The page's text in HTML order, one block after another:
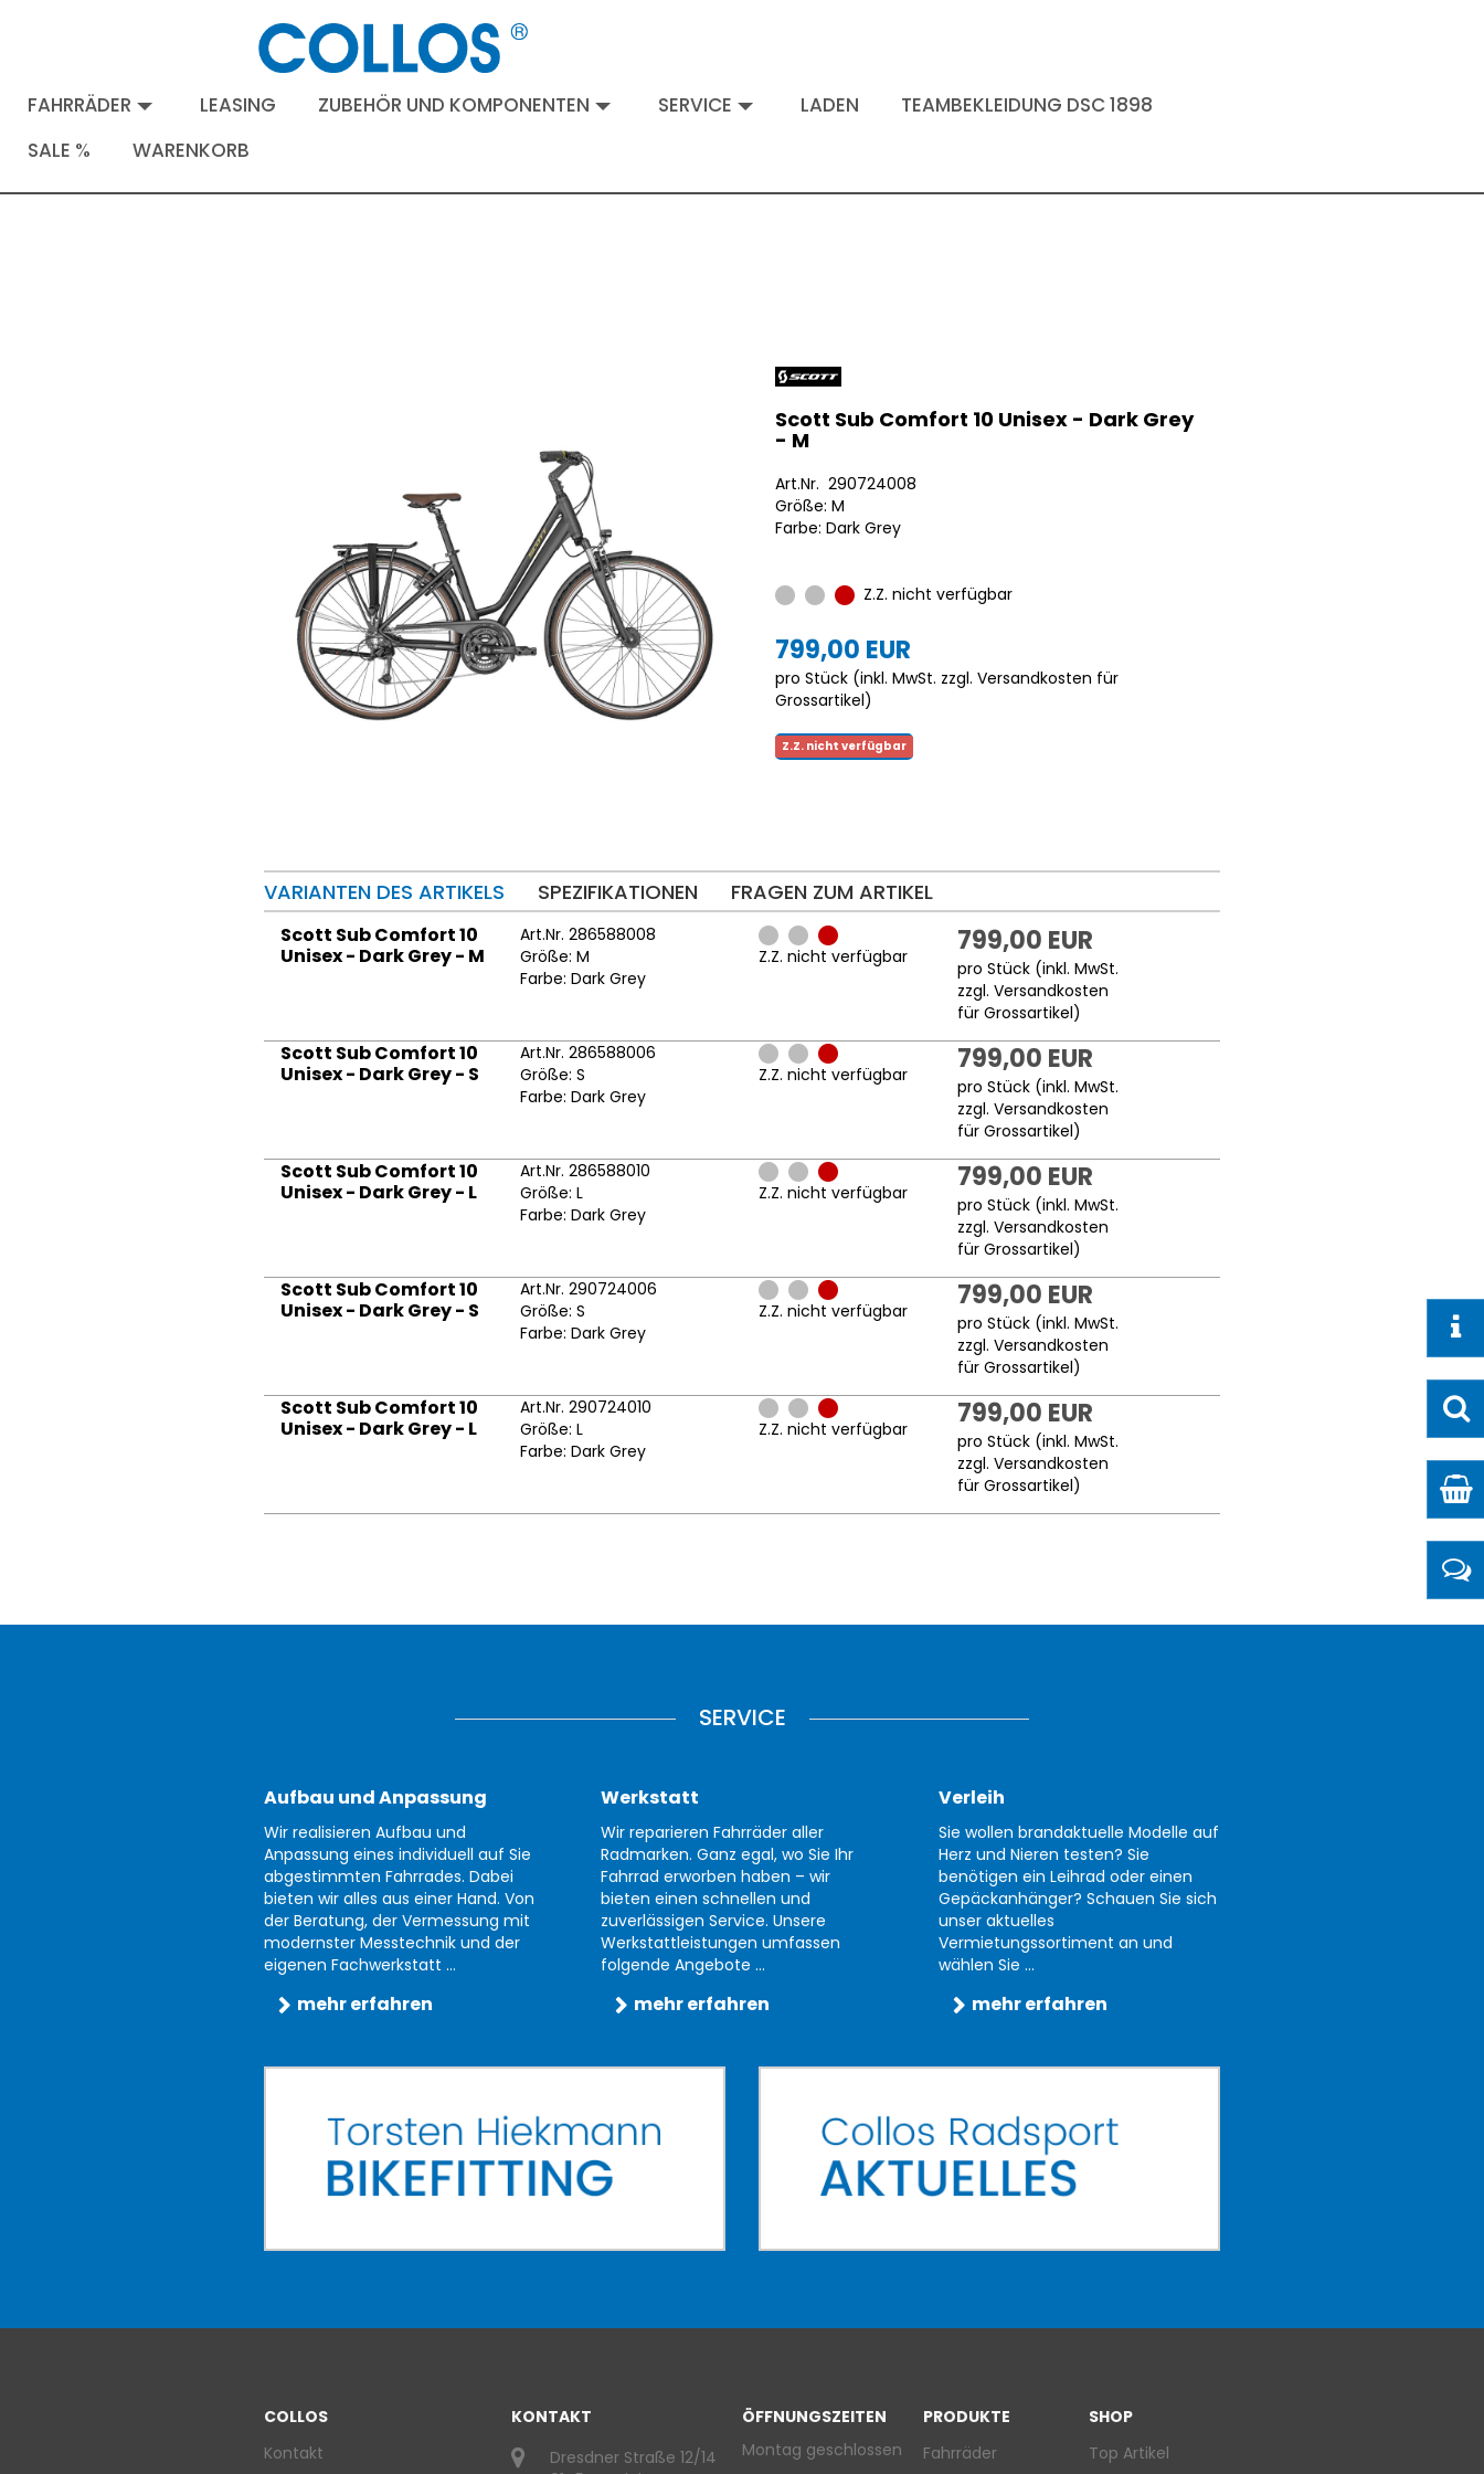
FAHRRÄDER LEASING ZUBEHÖR UND KOMPONENTEN SERVICE LADEN
TEAMBEKLEIDUNG DSC 1898
SALE %
WARENKORB
Scott Sub Comfort 10 Unisex - Dark Grey
- M
Art.Nr. 290724008
Größe: M
Farbe: Dark Grey
Z.Z. nicht verfügbar
799,00 EUR
pro Stück (inkl. MwSt. zzgl. Versandkosten für
Grossartikel)
Z.Z. nicht verfügbar
VARIANTEN DES ARTIKELS SPEZIFIKATIONEN FRAGEN ZUM ARTIKEL
Scott Sub Comfort 10
Unisex - Dark Grey - M
Art.Nr. 286588008
Größe: M
Farbe: Dark Grey
Z.Z. nicht verfügbar 799,00 EUR
pro Stück (inkl. MwSt.
zzgl.Versandkosten
für Grossartikel)
Scott Sub Comfort 10
Unisex - Dark Grey - S
Art.Nr. 286588006
Größe: S
Farbe: Dark Grey
Z.Z. nicht verfügbar 799,00 EUR
pro Stück (inkl. MwSt.
zzgl.Versandkosten
für Grossartikel)
Scott Sub Comfort 10
Unisex - Dark Grey - L
Art.Nr. 286588010
Größe: L
Farbe: Dark Grey
Z.Z. nicht verfügbar 799,00 EUR
pro Stück (inkl. MwSt.
zzgl.Versandkosten
für Grossartikel)
Scott Sub Comfort 10
Unisex - Dark Grey - S
Art.Nr. 290724006
Größe: S
Farbe: Dark Grey
Z.Z. nicht verfügbar 799,00 EUR
pro Stück (inkl. MwSt.
zzgl.Versandkosten
für Grossartikel)
Scott Sub Comfort 10
Unisex - Dark Grey - L
Art.Nr. 290724010
Größe: L
Farbe: Dark Grey
Z.Z. nicht verfügbar 799,00 EUR
pro Stück (inkl. MwSt.
zzgl.Versandkosten
für Grossartikel)
SERVICE
Aufbau und Anpassung
Wir realisieren Aufbau und
Anpassung eines individuell auf Sie
abgestimmten Fahrrades. Dabei
bieten wir alles aus einer Hand. Von
der Beratung, der Vermessung mit
modernster Messtechnik und der
eigenen Fachwerkstatt ...
mehr erfahren
Werkstatt
Wir reparieren Fahrräder aller
Radmarken. Ganz egal, wo Sie Ihr
Fahrrad erworben haben – wir
bieten einen schnellen und
zuverlässigen Service. Unsere
Werkstattleistungen umfassen
folgende Angebote ...
mehr erfahren
Verleih
Sie wollen brandaktuelle Modelle auf
Herz und Nieren testen? Sie
benötigen ein Leihrad oder einen
Gepäckanhänger? Schauen Sie sich
unser aktuelles
Vermietungssortiment an und
wählen Sie ...
mehr erfahren
COLLOS
Kontakt
KONTAKT
Dresdner Straße 12/14
ÖFFNUNGSZEITEN
Montag geschlossen
PRODUKTE
Fahrräder
SHOP
Top Artikel